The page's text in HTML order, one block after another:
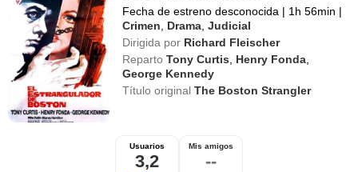
Fecha de estreno desconocida | 1h 56min |
Crimen
Drama ,Judicial
Dirigida por Richard Fleischer
Reparto Tony Curtis Henry Fonda
George Kennedy
Título originalThe Boston Strangler
Usuarios
3,2
Mis amigos
--